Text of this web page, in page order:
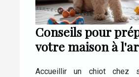
Conseils pour
votre maison à
Accueillir un chiot chez